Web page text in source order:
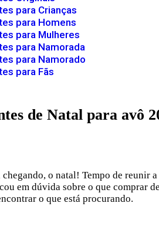
para Crianças
para Homens
para Mulheres
para Namorada
para Namorado
para Fãs
de Natal para avô
chegando, o natal! Tempo de
em dúvida sobre o que comprar
o que está procurando.